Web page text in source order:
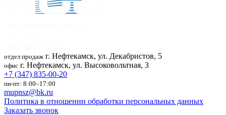
отдел продаж г. Нефтекамск, ул. Декабристов, 5
офис г. Нефтекамск, ул. Высоковольтная, 3
+7 (347) 835-00-20
пн-пт: 8:00–17:00
mupnsz@bk.ru
Политика в отношении обработки персональных данных
Заказать звонок